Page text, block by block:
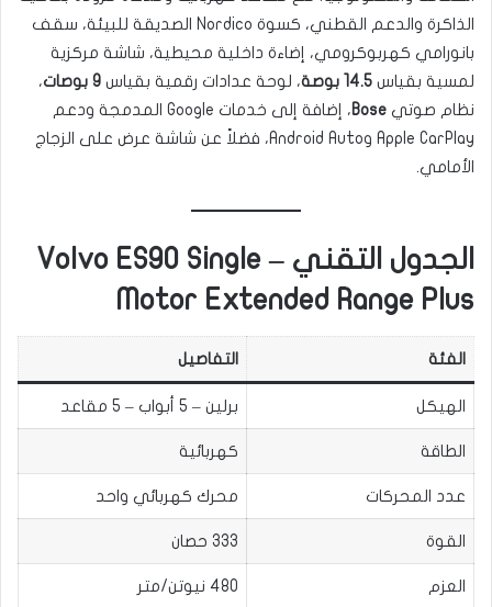
الذاكرة والدعم القطني، كسوة Nordico الصديقة للبيئة، سقف
بانورامي كهربوكرومي، إضاءة داخلية محيطية، شاشة مركزية
لمسية بقياس 14.5 بوصة ، لوحة عدادات رقمية بقياس 9 بوصات
،
نظام صوتي Bose
، إضافة إلى خدمات Google المدمجة ودعم
Apple CarPlay وAndroid Auto، فضلاً عن شاشة عرض على الزجاج
الأمامي.
الجدول التقني – Volvo ES90 Single
Motor Extended Range Plus
الفئة التفاصيل
الهيكل برلين – 5 أبواب – 5 مقاعد
الطاقة كهربائية
عدد المحركات محرك كهربائي واحد
القوة 333 حصان
العزم 480 نيوتن/متر